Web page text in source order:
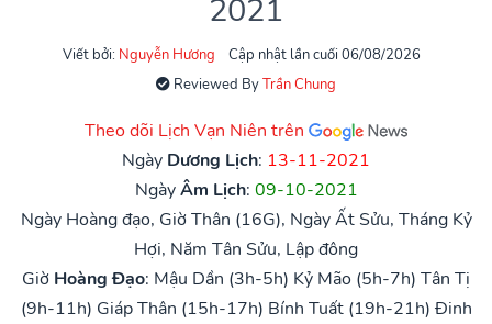
2021
Viết bởi: Nguyễn Hương
Cập nhật lần cuối 06/08/2026
Reviewed ByTrần Chung
Theo dõi Lịch Vạn Niên trên
Ngày Dương Lịch: 13-11-2021
NgàyÂm Lịch: 09-10-2021
Ngày Hoàng đạo, Giờ Thân (16G), Ngày Ất Sửu, Tháng Kỷ
Hợi, Năm Tân Sửu, Lập đông
Giờ Hoàng Đạo: Mậu Dần (3h-5h) Kỷ Mão (5h-7h) Tân Tị
(9h-11h) Giáp Thân (15h-17h) Bính Tuất (19h-21h) Đinh